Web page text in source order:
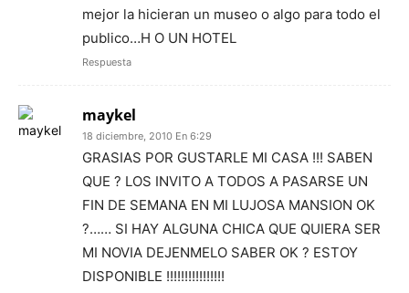
mejor la hicieran un museo o algo para todo el
publico…H O UN HOTEL
Respuesta
maykel
18 diciembre, 2010 En 6:29
GRASIAS POR GUSTARLE MI CASA !!! SABEN
QUE ? LOS INVITO A TODOS A PASARSE UN
FIN DE SEMANA EN MI LUJOSA MANSION OK
?…… SI HAY ALGUNA CHICA QUE QUIERA SER
MI NOVIA DEJENMELO SABER OK ? ESTOY
DISPONIBLE !!!!!!!!!!!!!!!!